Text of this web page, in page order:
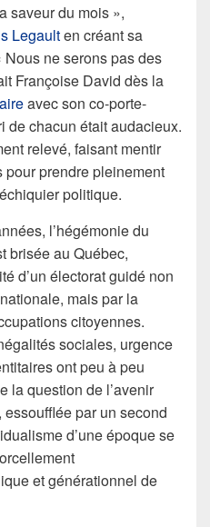
saveur du mois »,
Legaulten créant sa
Nous ne serons pas des
Françoise David dès la
avec son co-porte-
de chacun était audacieux.
relevé, faisant mentir
pour prendre pleinement
politique.
l’hégémonie du
brisée au Québec,
d’un électorat guidé non
mais par la
citoyennes.
sociales, urgence
ont peu à peu
la question de l’avenir
par un second
d’une époque se
et générationnel de